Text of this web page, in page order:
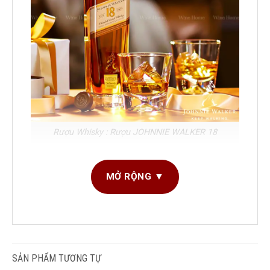
Rượu Whisky : Rượu JOHNNIE WALKER 18
Tổng quan về rượu Whisky Rượu JOHNNIE
WALKER 18 Years
Thương hiệu: JOHNNIE WALKER
MỞ RỘNG ▼
SẢN PHẨM TƯƠNG TỰ